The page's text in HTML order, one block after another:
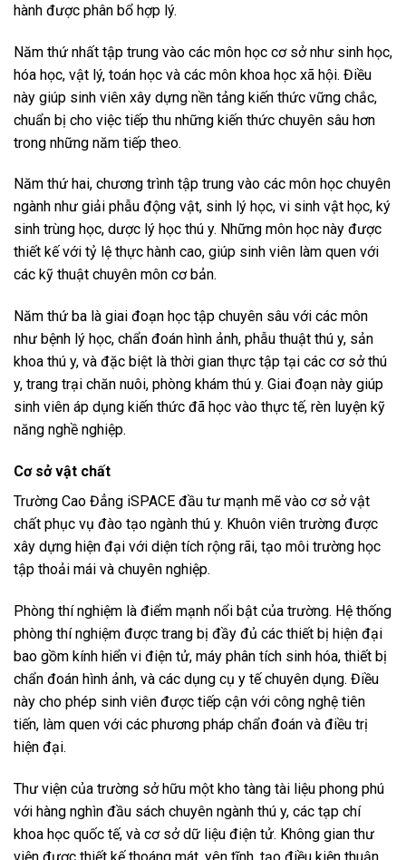
hành được phân bổ hợp lý.
Năm thứ nhất tập trung vào các môn học cơ sở như sinh học,
hóa học, vật lý, toán học và các môn khoa học xã hội. Điều
này giúp sinh viên xây dựng nền tảng kiến thức vững chắc,
chuẩn bị cho việc tiếp thu những kiến thức chuyên sâu hơn
trong những năm tiếp theo.
Năm thứ hai, chương trình tập trung vào các môn học chuyên
ngành như giải phẫu động vật, sinh lý học, vi sinh vật học, ký
sinh trùng học, dược lý học thú y. Những môn học này được
thiết kế với tỷ lệ thực hành cao, giúp sinh viên làm quen với
các kỹ thuật chuyên môn cơ bản.
Năm thứ ba là giai đoạn học tập chuyên sâu với các môn
như bệnh lý học, chẩn đoán hình ảnh, phẫu thuật thú y, sản
khoa thú y, và đặc biệt là thời gian thực tập tại các cơ sở thú
y, trang trại chăn nuôi, phòng khám thú y. Giai đoạn này giúp
sinh viên áp dụng kiến thức đã học vào thực tế, rèn luyện kỹ
năng nghề nghiệp.
Cơ sở vật chất
Trường Cao Đẳng iSPACE đầu tư mạnh mẽ vào cơ sở vật
chất phục vụ đào tạo ngành thú y. Khuôn viên trường được
xây dựng hiện đại với diện tích rộng rãi, tạo môi trường học
tập thoải mái và chuyên nghiệp.
Phòng thí nghiệm là điểm mạnh nổi bật của trường. Hệ thống
phòng thí nghiệm được trang bị đầy đủ các thiết bị hiện đại
bao gồm kính hiển vi điện tử, máy phân tích sinh hóa, thiết bị
chẩn đoán hình ảnh, và các dụng cụ y tế chuyên dụng. Điều
này cho phép sinh viên được tiếp cận với công nghệ tiên
tiến, làm quen với các phương pháp chẩn đoán và điều trị
hiện đại.
Thư viện của trường sở hữu một kho tàng tài liệu phong phú
với hàng nghìn đầu sách chuyên ngành thú y, các tạp chí
khoa học quốc tế, và cơ sở dữ liệu điện tử. Không gian thư
viện được thiết kế thoáng mát, yên tĩnh, tạo điều kiện thuận